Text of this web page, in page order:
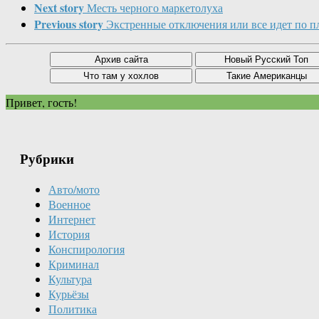
Next storyМесть черного маркетолуха
Previous story Экстренные отключения или все идет по
Привет, гость!
Рубрики
Авто/мото
Военное
Интернет
История
Конспирология
Криминал
Культура
Курьёзы
Политика